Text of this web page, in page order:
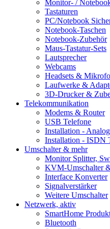
Monitor- /
Tastaturen
PC/Notebook
Notebook-Taschen
Notebook-Zubehör
Maus-Tastatur-Sets
Lautsprecher
Webcams
Headsets &
Laufwerke &
3D-Drucker &
Telekommunikation
Modems & Router
USB Telefone
Installation -
Installation - ISDN
Umschalter & mehr
Monitor Splitter,
KVM-Umschalter
Interface Konverter
Signalverstärker
Weitere Umschalter
Netzwerk, aktiv
SmartHome
Bluetooth